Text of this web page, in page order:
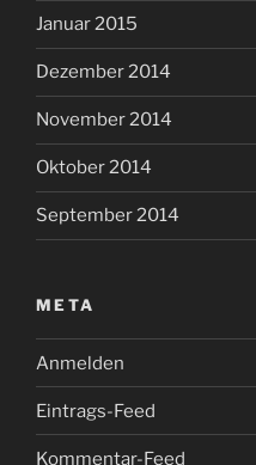
Januar 2015
Dezember 2014
November 2014
Oktober 2014
September 2014
META
Anmelden
Eintrags-Feed
Kommentar-Feed